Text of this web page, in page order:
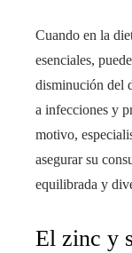
Cuando en la
esenciales,
disminución del
a infecciones y
motivo,
asegurar su
equilibrada y
El zinc y